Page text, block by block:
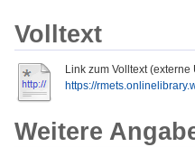
Volltext
Link zum Volltext (externe
https://
Weitere